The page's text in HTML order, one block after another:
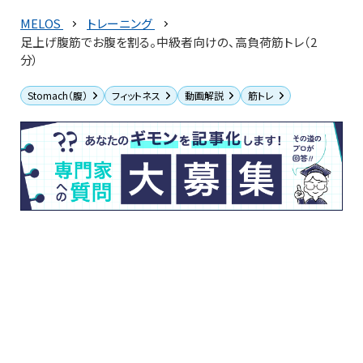
MELOS
トレーニング
足上げ腹筋でお腹を割る。中級者向けの、高負荷筋トレ（2
分）
Stomach（腹） フィットネス 動画解説 筋トレ